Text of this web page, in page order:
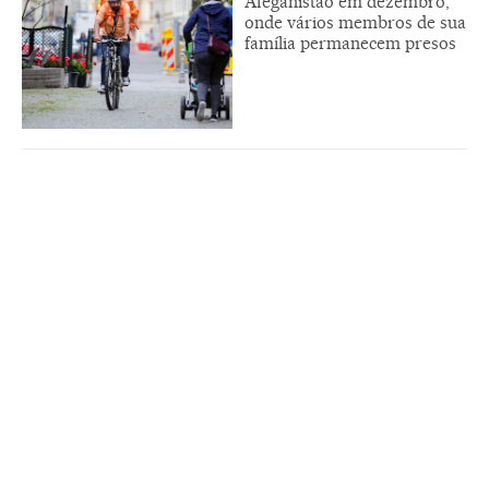
onde vários membros de sua
família permanecem presos